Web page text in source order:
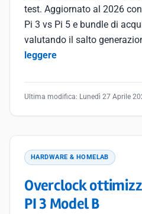
test. Aggiornato al 2026
Pi 3 vs Pi 5 e bundle di
valutando il salto
leggere
Ultima modifica: Lunedì 27 Aprile
HARDWARE & HOMELAB
Overclock
PI 3 Model B